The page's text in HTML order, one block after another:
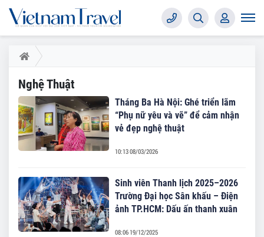
Nghệ Thuật
Tháng Ba Hà Nội: Ghé triển lãm
“Phụ nữ yêu và vẽ” để cảm nhận
vẻ đẹp nghệ thuật
10:13 08/03/2026
Sinh viên Thanh lịch 2025–2026
Trường Đại học Sân khấu – Điện
ảnh TP.HCM: Dấu ấn thanh xuân
08:06 19/12/2025